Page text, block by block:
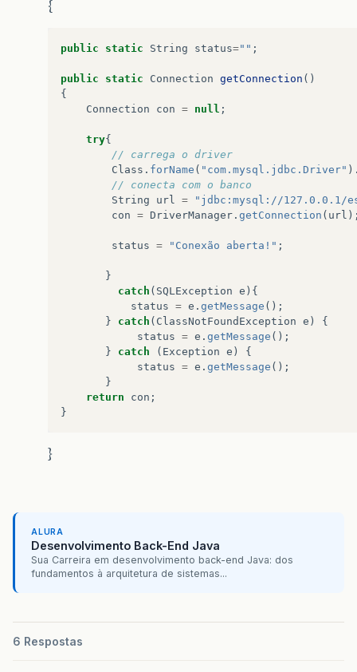
{
public static String status="" ;
public static Connection getConnection ()
{
Connection
con = null ;
try{
// carrega o driver
Class . forName ( "com.mysql.jdbc.Driver"
// conecta com o banco
String
url =
"jdbc:mysql://127.0.0.1/
con = DriverManager . getConnection ( url
status = "Conexão aberta!" ;
}
catch ( SQLException e ){
status = e . getMessage ();
}
catch ( ClassNotFoundException e )
{
status = e . getMessage ();
}
catch ( Exception e )
{
status = e . getMessage ();
}
return
con ;
}
}
ALURA
Desenvolvimento Back-End Java
Sua Carreira em desenvolvimento back-end Java: dos
fundamentos à arquitetura de sistemas...
6 Respostas